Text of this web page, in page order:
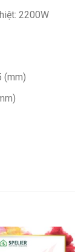
2200W
(mm)